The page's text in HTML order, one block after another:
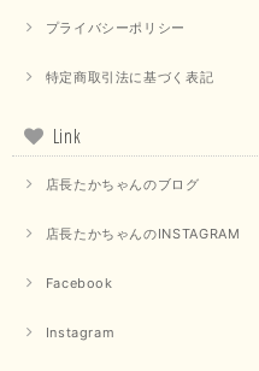
プライバシーポリシー
特定商取引法に基づく表記
Link
店長たかちゃんのブログ
店長たかちゃんのINSTAGRAM
Facebook
Instagram